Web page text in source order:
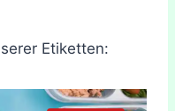
Etiketten: